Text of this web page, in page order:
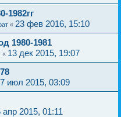
1982гг
« 23 фев 2016, 15:10
1980-1981
« 13 дек 2015, 19:07
июл 2015, 03:09
апр 2015, 01:11